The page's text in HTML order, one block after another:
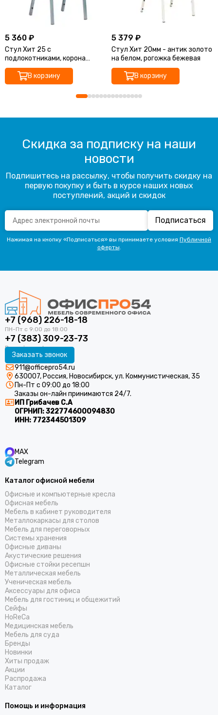
5 360 ₽
Стул Хит 25 с
подлокотниками, корона
синяя, каркас серебро
В корзину
5 379 ₽
Стул Хит 20мм - антик золото
на белом, рогожка бежевая
В корзину
Скидка за подписку на наши
новости
Подпишитесь на рассылку, чтобы получить скидку на
первую покупку и быть в курсе наших новых
поступлений, акций и скидок
Подписаться
Нажимая на кнопку «Подписаться» вы принимаете условия Публичной
оферты.
+7 (968) 226-18-18
+7 (383) 309-23-73
Заказать звонок
911@officepro54.ru
630007, Россия, Новосибирск, ул. Коммунистическая, 35
Пн-Пт с 09:00 до 18:00
Заказы он-лайн принимаются 24/7.
ИП Грибачев С.А
ОГРНИП:322774600094830
ИНН: 772344501309
MAX
Telegram
Каталог офисной мебели
Офисные и компьютерные кресла
Офисная мебель
Мебель в кабинет руководителя
Металлокаркасы для столов
Мебель для переговорных
Системы хранения
Офисные диваны
Акустические решения
Офисные стойки ресепшн
Металлическая мебель
Ученическая мебель
Аксессуары для офиса
Мебель для гостиниц и общежитий
Cейфы
HoReCa
Медицинская мебель
Мебель для суда
Бренды
Новинки
Хиты продаж
Акции
Распродажа
Каталог
Помощь и информация